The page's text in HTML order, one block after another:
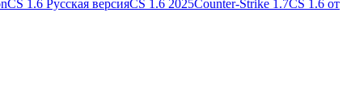
CS 1.6 Русская версияCS 1.6 2025Counter-Strike 1.7CS 1.6 от